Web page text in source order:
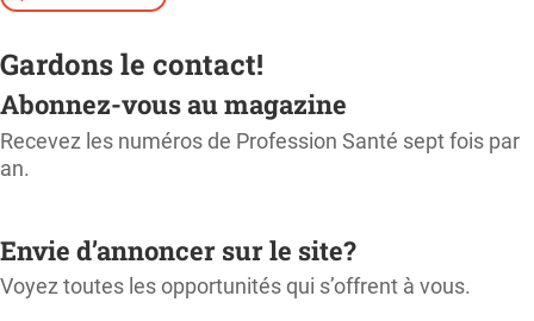
Gardons le contact!
Abonnez-vous au magazine
Recevez les numéros de Profession Santé sept fois par
an.
Envie d’annoncer sur le site?
Voyez toutes les opportunités qui s’offrent à vous.